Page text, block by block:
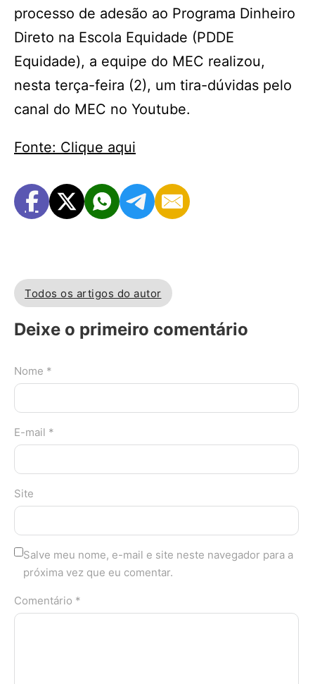
processo de adesão ao Programa Dinheiro
Direto na Escola Equidade (PDDE
Equidade), a equipe do MEC realizou,
nesta terça-feira (2), um tira-dúvidas pelo
canal do MEC no Youtube.
Fonte: Clique aqui
Todos os artigos do autor
Deixe o primeiro comentário
Nome *
E-mail *
Site
Salve meu nome, e-mail e site neste navegador para a
próxima vez que eu comentar.
Comentário *